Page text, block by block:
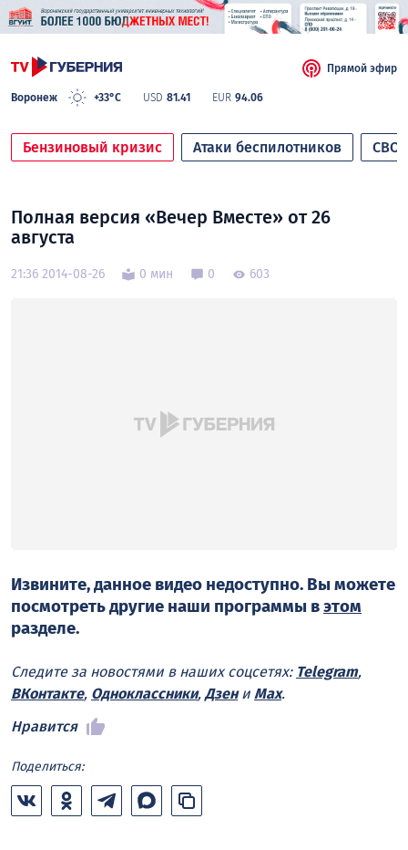
Воронеж +33°C USD 81.41 EUR 94.06
Прямой эфир
Бензиновый кризис Атаки беспилотников СВО
Полная версия «Вечер Вместе» от 26
августа
21:36 2014-08-26 0 мин 0 603
Извините, данное видео недоступно. Вы можете
посмотреть другие наши программы вэтом
разделе.
Следите за новостями в наших соцсетях: Telegram,
ВКонтакте, Одноклассники, Дзени Max.
Нравится
Поделиться: